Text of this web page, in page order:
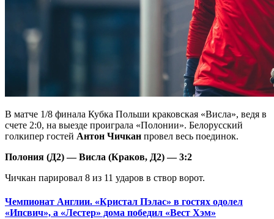
В матче 1/8 финала Кубка Польши краковская «Висла», ведя в
счете 2:0, на выезде проиграла «Полонии». Белорусский
голкипер гостей Антон Чичкан провел весь поединок.
Полония (Д2) — Висла (Краков, Д2) — 3:2
Чичкан парировал 8 из 11 ударов в створ ворот.
Чемпионат Англии. «Кристал Пэлас» в гостях одолел
«Ипсвич», а «Лестер» дома победил «Вест Хэм»